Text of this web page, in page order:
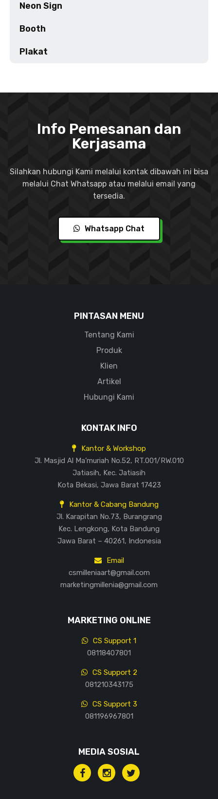
Neon Sign
Booth
Plakat
Info Pemesanan dan
Kerjasama
Silahkan hubungi Kami melalui kontak dibawah ini bisa
melalui Chat Whatsapp atau melalui email yang
tersedia.
Whatsapp Chat
PINTASAN MENU
Tentang Kami
Produk
Klien
Artikel
Hubungi Kami
KONTAK INFO
Kantor & Workshop
Jl. Masjid Al Ma’muriah No.52, RT.001/RW.010
Jatiasih, Kec. Jatiasih
Kota Bekasi, Jawa Barat 17423
Kantor & Cabang Bandung
Jl. Karapitan No.73, Burangrang
Kec. Lengkong, Kota Bandung
Jawa Barat – 40261, Indonesia
Email
csmilleniaart@gmail.com
marketingmillenia@gmail.com
MARKETING ONLINE
CS Support 1
08118407801
CS Support 2
081210343175
CS Support 3
081196967801
MEDIA SOSIAL